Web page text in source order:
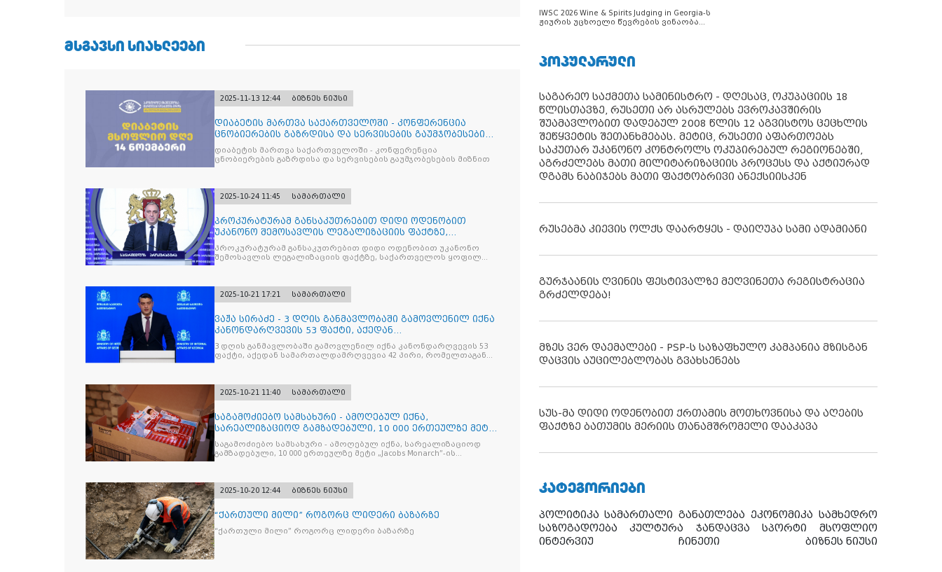
ᲛᲡᲒᲐᲕᲡᲘ ᲡᲘᲐᲮᲚᲔᲔᲑᲘ
2025-11-13 12:44 ბიზნეს ნიუსი
დიაბეტის მართვა საქართველოში - კონფერენცია
ცნობიერების გაზრდისა და სერვისების გაუმჯობესების
მიზნით
დიაბეტის მართვა საქართველოში - კონფერენცია
ცნობიერების გაზრდისა და სერვისების გაუმჯობესების მიზნით
2025-10-24 11:45 სამართალი
პროკურატურამ განსაკუთრებით დიდი ოდენობით
უკანონო შემოსავლის ლეგალიზაციის ფაქტზე,
საქართველოს ყოფილ პ
პროკურატურამ განსაკუთრებით დიდი ოდენობით უკანონო
შემოსავლის ლეგალიზაციის ფაქტზე, საქართველოს ყოფილ
2025-10-21 17:21 სამართალი
ვაჟა სირაძე - 3 დღის განმავლობაში გამოვლენილ იქნა
კანონდარღვევის 53 ფაქტი, აქედან
სამართალდამრღვევია
3 დღის განმავლობაში გამოვლენილ იქნა კანონდარღვევის 53
ფაქტი, აქედან სამართალდამრღვევია 42 პირი, რომელთაგან
2025-10-21 11:40 სამართალი
საგამოძიებო სამსახური - ამოღებულ იქნა,
სარეალიზაციოდ გამზადებული, 10 000 ერთეულზე მეტი
„Jacobs Monar
საგამოძიებო სამსახური - ამოღებულ იქნა, სარეალიზაციოდ
გამზადებული, 10 000 ერთეულზე მეტი „Jacobs Monarch”-ის
2025-10-20 12:44
ბიზნეს ნიუსი
“ქართული მილი” როგორც ლიდერი ბაზარზე
“ქართული მილი” როგორც ლიდერი ბაზარზე
IWSC 2026 Wine & Spirits Judging in Georgia-ს
ჟიურის უცხოელი წევრების ვინაობა
ᲞᲝᲞᲣᲚᲐᲠᲣᲚᲘ
საგარეო საქმეთა სამინისტრო - დღესაც, ოკუპაციის 18
წლისთავზე, რუსეთი არ ასრულებს ევროკავშირის
შუამავლობით დადებულ 2008 წლის 12 აგვისტოს ცეცხლის
შეწყვეტის შეთანხმებას. მეტიც, რუსეთი აფართოებს
საკუთარ უკანონო კონტროლს ოკუპირებულ რეგიონებში,
აგრძელებს მათი მილიტარიზაციის პროცესს და აქტიურად
დგამს ნაბიჯებს მათი ფაქტობრივი ანექსიისკენ
რუსებმა კიევის ოლქს დაარტყეს - დაიღუპა სამი ადამიანი
გურჯაანის ღვინის ფესტივალზე მეღვინეთა რეგისტრაცია
გრძელდება!
მზეს ვერ დაემალები - PSP-ს საზაფხულო კამპანია მზისგან
დაცვის აუცილებლობას გვახსენებს
სუს-მა დიდი ოდენობით ქრთამის მოთხოვნისა და აღების
ფაქტზე ბათუმის მერიის თანამშრომელი დააკავა
ᲙᲐᲢᲔᲒᲝᲠᲘᲔᲑᲘ
პოლიტიკა სამართალი განათლება ეკონომიკა სამხედრო
საზოგადოება
კულტურა ჯანდაცვა სპორტი
მსოფლიო
ინტერვიუ
ჩინეთი ბიზნეს ნიუსი